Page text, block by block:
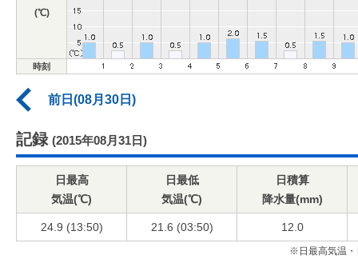
(℃)
時刻
前日(08月30日)
記録 (2015年08月31日)
日最高
気温(℃)
日最低
気温(℃)
日積算
降水量(mm)
24.9 (13:50) 21.6 (03:50) 12.0
※日最高気温・